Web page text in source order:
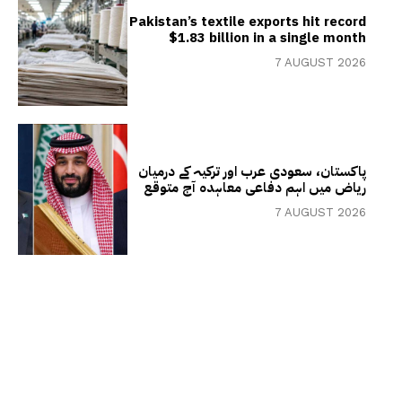
Pakistan’s textile exports hit record
$1.83 billion in a single month
7 AUGUST 2026
پاکستان، سعودی عرب اور ترکیہ کے درمیان
ریاض میں اہم دفاعی معاہدہ آج متوقع
7 AUGUST 2026